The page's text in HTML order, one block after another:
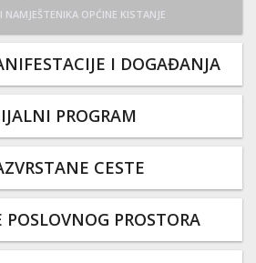
NAMJEŠTENIKA OPĆINE KISTANJE
I DOGAĐANJA
PROGRAM
CESTE
POSLOVNOG PROSTORA